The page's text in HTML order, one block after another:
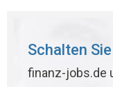
Schalten
finanz-jobs.de